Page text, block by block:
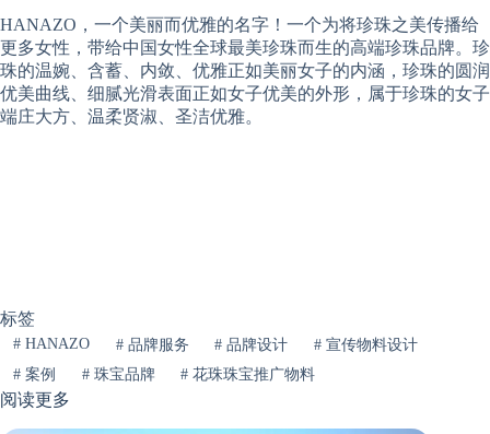
HANAZO，一个美丽而优雅的名字！一个为将珍珠之美传播给
更多女性，带给中国女性全球最美珍珠而生的高端珍珠品牌。珍
珠的温婉、含蓄、内敛、优雅正如美丽女子的内涵，珍珠的圆润
优美曲线、细腻光滑表面正如女子优美的外形，属于珍珠的女子
端庄大方、温柔贤淑、圣洁优雅。
标签
#HANAZO #品牌服务 # 品牌设计 # 宣传物料设计
#案例 #珠宝品牌 # 花珠珠宝推广物料
阅读更多